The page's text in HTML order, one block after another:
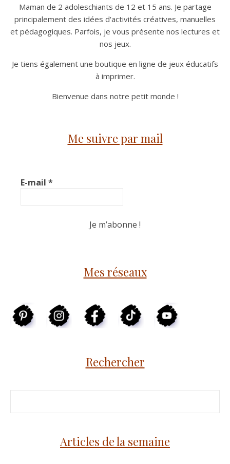
Maman de 2 adoleschiants de 12 et 15 ans. Je partage
principalement des idées d'activités créatives, manuelles
et pédagogiques. Parfois, je vous présente nos lectures et
nos jeux.
Je tiens également une boutique en ligne de jeux éducatifs
à imprimer.
Bienvenue dans notre petit monde !
Me suivre par mail
E-mail *
Mes réseaux
Rechercher
Articles de la semaine